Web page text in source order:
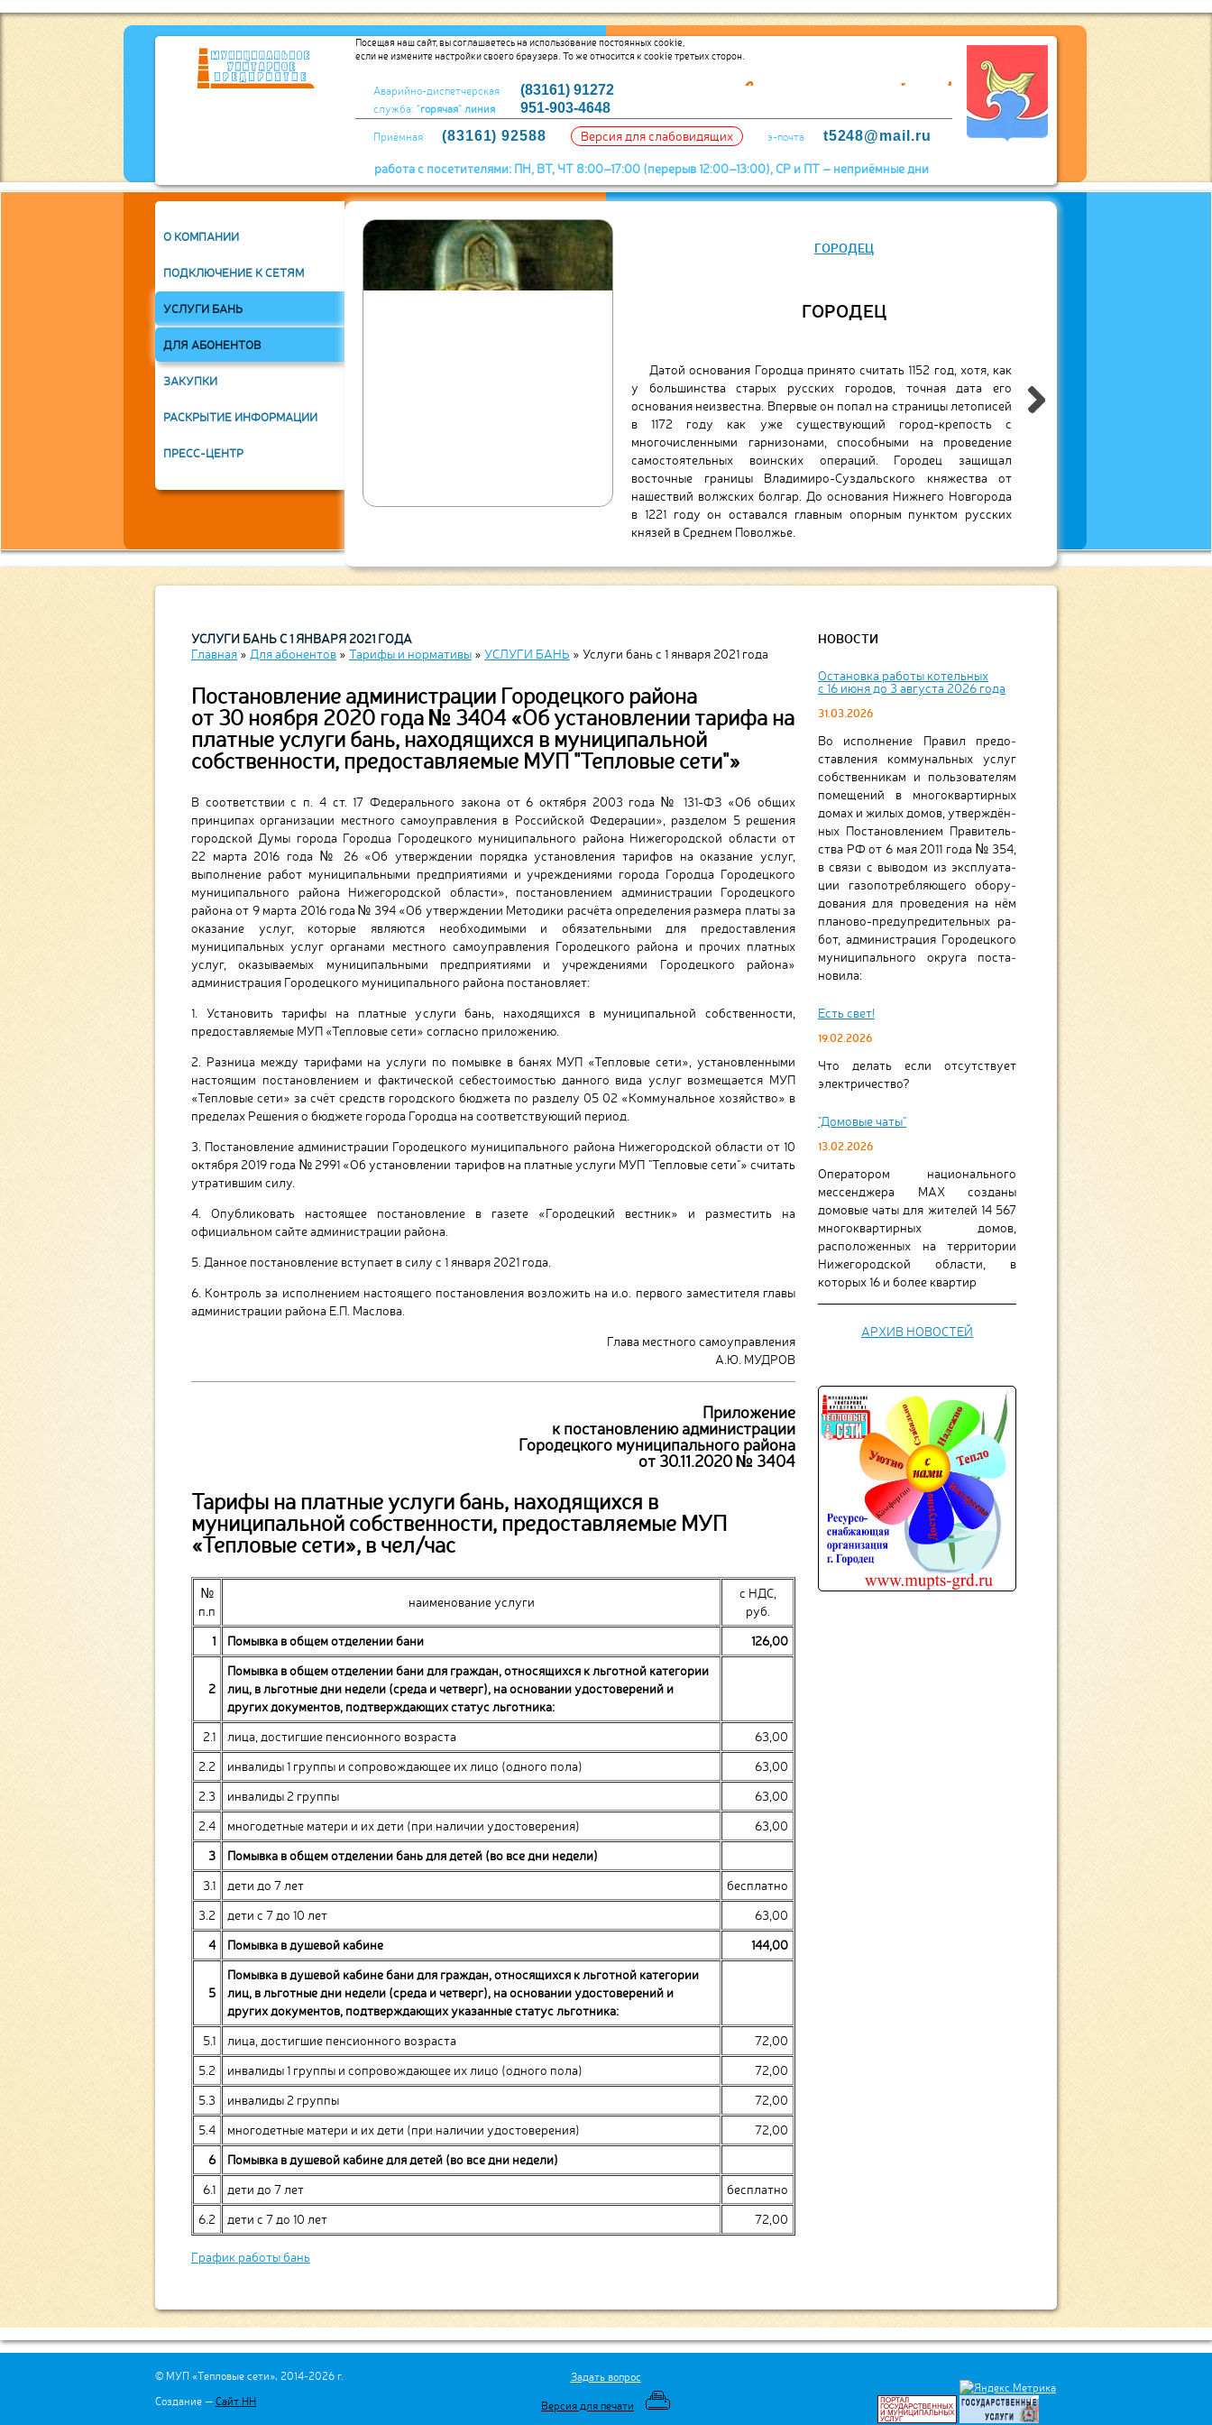
Посещая наш сайт, вы соглашаетесь на использование постоянных cookie,
если не измените настройки своего браузера. То же относится к cookie третьих сторон.
Аварийно-диспетчерская
служба: "горячая" линия
(83161) 91272
951-903-4648
Приёмная (83161) 92588 Версия для слабовидящих э-почта t5248@mail.ru
работа с посетителями: ПН, ВТ, ЧТ 8:00–17:00 (перерыв 12:00–13:00), СР и ПТ – неприёмные дни
О КОМПАНИИ
ПОДКЛЮЧЕНИЕ К СЕТЯМ
УСЛУГИ БАНЬ
ДЛЯ АБОНЕНТОВ
ЗАКУПКИ
РАСКРЫТИЕ ИНФОРМАЦИИ
ПРЕСС-ЦЕНТР
ГОРОДЕЦ
Городца принято считать 1152 год, хотя, как
старых русских городов, точная дата его
как уже существующий город-крепость с
воинских операций. Городец защищал
болгар. До основания Нижнего Новгорода
СОЦИАЛЬНАЯ ОТВЕТСТВЕННОСТЬ
СОЦИАЛЬНАЯ ОТВЕТСТВЕННОСТЬ
Основным поставщиком энергоресурсов в сфере жилищно-
коммунального хозяйства в Городце является МУП «Тепловые
сети». Предприятие снабжает город теплом, водой, занимается
водоотведением. В его ведении весь спектр услуг, позволяющий
горожанам жить комфортно.
УСЛУГИ БАНЬ С 1 ЯНВАРЯ 2021 ГОДА
Главная » Для абонентов » Тарифы и нормативы » УСЛУГИ БАНЬ » Услуги бань с 1 января 2021 года
Постановление администрации Городецкого района
от 30 ноября 2020 года № 3404 «Об установлении тарифа на
платные услуги бань, находящихся в муниципальной
собственности, предоставляемые МУП "Тепловые сети"»
В соответствии с п. 4 ст. 17 Федерального закона от 6 октября 2003 года № 131-ФЗ «Об общих
принципах организации местного самоуправления в Российской Федерации», разделом 5 решения
городской Думы города Городца Городецкого муниципального района Нижегородской области от
22 марта 2016 года № 26 «Об утверждении порядка установления тарифов на оказание услуг,
выполнение работ муниципальными предприятиями и учреждениями города Городца Городецкого
муниципального района Нижегородской области», постановлением администрации Городецкого
района от 9 марта 2016 года № 394 «Об утверждении Методики расчёта определения размера платы за
оказание услуг, которые являются необходимыми и обязательными для предоставления
муниципальных услуг органами местного самоуправления Городецкого района и прочих платных
услуг, оказываемых муниципальными предприятиями и учреждениями Городецкого района»
администрация Городецкого муниципального района постановляет:
1. Установить тарифы на платные услуги бань, находящихся в муниципальной собственности,
предоставляемые МУП «Тепловые сети» согласно приложению.
2. Разница между тарифами на услуги по помывке в банях МУП «Тепловые сети», установленными
настоящим постановлением и фактической себестоимостью данного вида услуг возмещается МУП
«Тепловые сети» за счёт средств городского бюджета по разделу 05 02 «Коммунальное хозяйство» в
пределах Решения о бюджете города Городца на соответствующий период.
3. Постановление администрации Городецкого муниципального района Нижегородской области от 10
октября 2019 года № 2991 «Об установлении тарифов на платные услуги МУП "Тепловые сети"» считать
утратившим силу.
4. Опубликовать настоящее постановление в газете «Городецкий вестник» и разместить на
официальном сайте администрации района.
5. Данное постановление вступает в силу с 1 января 2021 года.
6. Контроль за исполнением настоящего постановления возложить на и.о. первого заместителя главы
администрации района Е.П. Маслова.
Глава местного самоуправления
А.Ю. МУДРОВ
Приложение
к постановлению администрации
Городецкого муниципального района
от 30.11.2020 № 3404
Тарифы на платные услуги бань, находящихся в
муниципальной собственности, предоставляемые МУП
«Тепловые сети», в чел/час
№
п.п
наименование услуги
с НДС,
руб.
1
Помывка в общем отделении бани 126,00
2
Помывка в общем отделении бани для граждан, относящихся к льготной категории
лиц, в льготные дни недели (среда и четверг), на основании удостоверений и
других документов, подтверждающих статус льготника:
2.1
лица, достигшие пенсионного возраста
63,00
2.2
инвалиды 1 группы и сопровождающее их лицо (одного пола)
63,00
2.3
инвалиды 2 группы
63,00
2.4
многодетные матери и их дети (при наличии удостоверения)
63,00
3
Помывка в общем отделении бань для детей (во все дни недели)
3.1
дети до 7 лет
бесплатно
3.2
дети с 7 до 10 лет
63,00
4
Помывка в душевой кабине 144,00
5
Помывка в душевой кабине бани для граждан, относящихся к льготной категории
лиц, в льготные дни недели (среда и четверг), на основании удостоверений и
других документов, подтверждающих указанные статус льготника:
5.1
лица, достигшие пенсионного возраста
72,00
5.2
инвалиды 1 группы и сопровождающее их лицо (одного пола)
72,00
5.3
инвалиды 2 группы
72,00
5.4
многодетные матери и их дети (при наличии удостоверения)
72,00
6
Помывка вдушевой кабинедля детей (во все дни недели)
6.1
дети до 7 лет
бесплатно
6.2
дети с 7 до 10 лет 72,00
График работы бань
НОВОСТИ
Остановка работы котельных
с 16 июня до 3 августа 2026 года
31.03.2026
Во исполнение Правил предо­
став­ле­ния ком­муналь­ных ус­луг
соб­ствен­никам и поль­зо­ва­те­лям
по­ме­ще­ний в мно­го­квар­тир­ных
до­мах и жи­лых до­мов, ут­верж­дён­
ных Поста­нов­ле­ни­ем Пра­ви­тель­
ства РФ от 6 мая 2011 года № 354,
в свя­зи с вы­во­дом из экс­плуа­та­
ции газо­пот­реб­ляю­щего обо­ру­
до­ва­ния для про­ве­де­ния на нём
планово-предупредитель­ных ра­
бот, адми­ни­страция Городецко­го
му­ни­ци­паль­ного округа поста­
новила:
Есть свет!
19.02.2026
Что делать если отсутствует
электричество?
"Домовые чаты"
13.02.2026
Оператором национального
мессенджера МАХ созданы
домовые чаты для жителей 14 567
многоквартирных домов,
расположенных на территории
Нижегородской области, в
которых 16 и более квартир
АРХИВ НОВОСТЕЙ
© МУП «Тепловые сети», 2014-2026 г.
Создание — Сайт НН
Задать вопрос
Версия для печати